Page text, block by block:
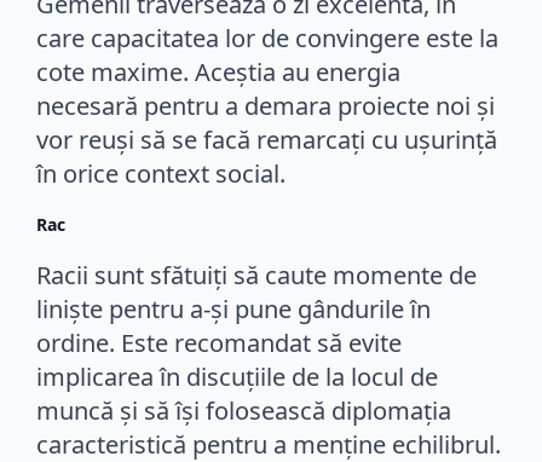
care capacitatea lor de convingere este la
cote maxime. Aceștia au energia
necesară pentru a demara proiecte noi și
vor reuși să se facă remarcați cu ușurință
în orice context social.
Rac
Racii sunt sfătuiți să caute momente de
liniște pentru a-și pune gândurile în
ordine. Este recomandat să evite
implicarea în discuțiile de la locul de
muncă și să își folosească diplomația
caracteristică pentru a menține echilibrul.